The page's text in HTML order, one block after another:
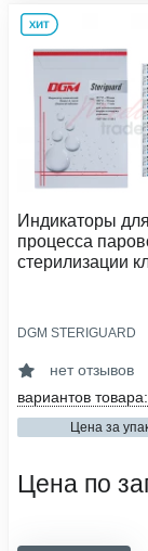
Индикаторы
процесса
стерилизации
химический
4
вид стерилизатора:
DGM STERIGUARD
нет отзывов
вариантов
Цена за
Цена по